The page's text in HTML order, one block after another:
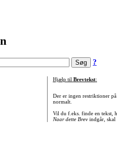
?
Hjælp til Brevtekst:
Der er ingen restriktioner
normalt.
Vil du f.eks. finde en tekst,
Naar dette Brevindgår, skal